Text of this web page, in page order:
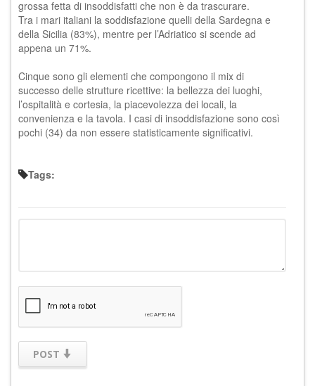
grossa fetta di insoddisfatti che non è da trascurare.
Tra i mari italiani la soddisfazione quelli della Sardegna e
della Sicilia (83%), mentre per l’Adriatico si scende ad
appena un 71%.
Cinque sono gli elementi che compongono il mix di
successo delle strutture ricettive: la bellezza dei luoghi,
l’ospitalità e cortesia, la piacevolezza dei locali, la
convenienza e la tavola. I casi di insoddisfazione sono così
pochi (34) da non essere statisticamente significativi.
Tags:
POST